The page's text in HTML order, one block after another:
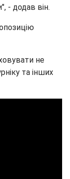
- додав він.
не
та інших